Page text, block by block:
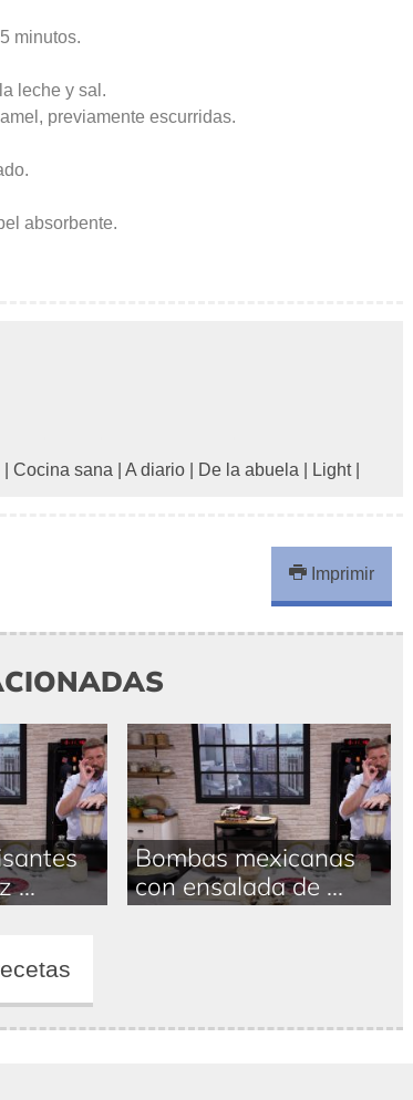
minutos.
leche y sal.
previamente escurridas.
absorbente.
Cocina sana A diario De la abuela Light|
Imprimir
...
Bombas mexicanas
con ensalada de ...